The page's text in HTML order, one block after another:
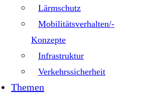
Lärmschutz
Mobilitätsverhalten/-
Konzepte
Infrastruktur
Verkehrssicherheit
Themen